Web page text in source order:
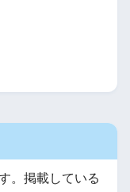
。掲載している